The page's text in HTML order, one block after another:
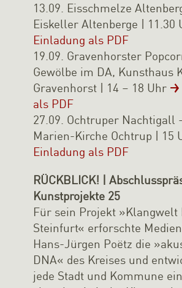
13.09. Eisschmelze
Eiskeller Altenberge | 11.30
Einladung als PDF
19.09. Gravenhorster
Gewölbe im DA, Kunsthaus
Gravenhorst | 14 – 18 Uhr
als PDF
27.09. Ochtruper Nachtigall
Marien-Kirche Ochtrup | 15
Einladung als PDF
RÜCKBLICK! |
Kunstprojekte 25
Für sein Projekt »Klangwelt
Steinfurt« erforschte
Hans-Jürgen Poëtz die
DNA« des Kreises und
jede Stadt und Kommune